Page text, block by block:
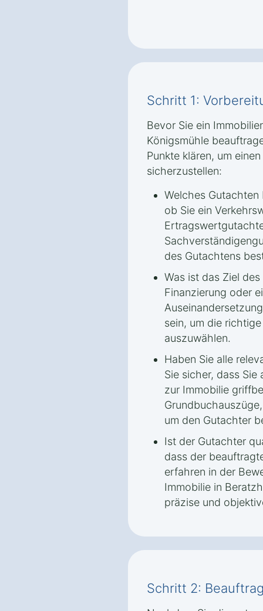
Schritt 1:
Bevor Sie ein
Königsmühle
Punkte klären, um
sicherzustellen:
Welches Gutachten
ob Sie ein
des Gutachtens
Was ist das Ziel
Finanzierung oder
sein, um die
auszuwählen.
Haben Sie alle
Sie sicher, dass
zur Immobilie
um den Gutachter
Ist der Gutachter
dass der
erfahren in der
Immobilie in
präzise und
Schritt 2: